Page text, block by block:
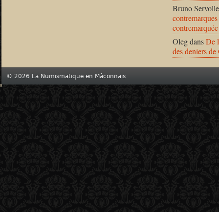
Bruno Servolle
OlegdansDe
des deniers
© 2026 La Numismatique en Mâconnais